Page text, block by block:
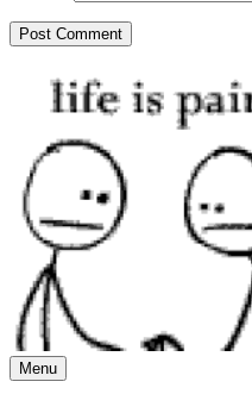
Menu